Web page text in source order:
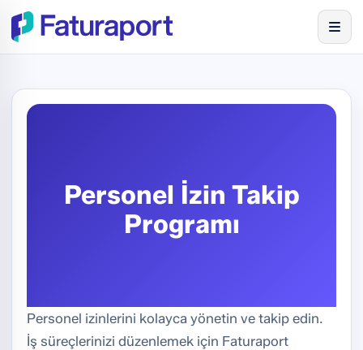
Personel İzin Takip
Programı
Personel izinlerini kolayca yönetin ve takip edin.
İş süreçlerinizi düzenlemek için Faturaport